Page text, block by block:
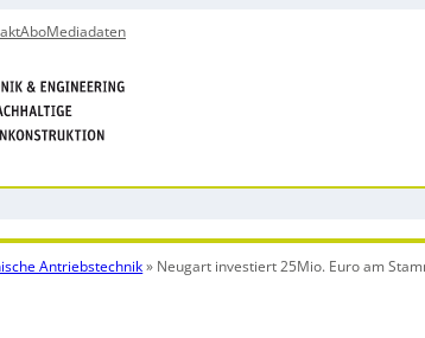
AboMediadaten
Antriebstechnik» Neugart investiert 25Mio. Euro am